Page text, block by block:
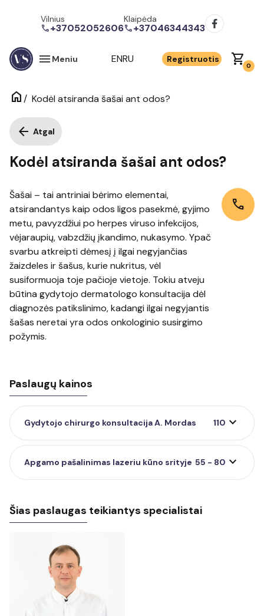
Vilnius
call+37052052606
Klaipėda
call+37046344343
menu Meniu ENRU Registruotis shopping_cart0
home/ Kodėl atsiranda šašai ant odos?
arrow_back Atgal
Kodėl atsiranda šašai ant odos?
Šašai – tai antriniai bėrimo elementai,
atsirandantys kaip odos ligos pasekmė, gyjimo
metu, pavyzdžiui po herpes viruso infekcijos,
vėjaraupių, vabzdžių įkandimo, nukasymo. Ypač
svarbu atkreipti dėmesį į ilgai negyjančias
žaizdeles ir šašus, kurie nukritus, vėl
susiformuoja toje pačioje vietoje. Tokiu atveju
būtina gydytojo dermatologo konsultacija dėl
diagnozės patikslinimo, kadangi ilgai negyjantis
šašas neretai yra odos onkologinio susirgimo
požymis.
call
Paslaugų kainos
Gydytojo chirurgo konsultacija A. Mordas 110 expand_more
Apgamo pašalinimas lazeriu kūno srityje 55 - 80 expand_more
Šias paslaugas teikiantys specialistai